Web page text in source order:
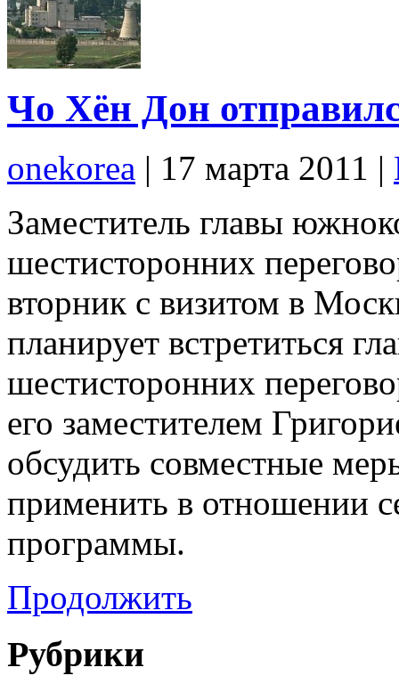
Чо Хён Дон
onekorea | 17 марта 2011 |
Заместитель главы
шестисторонних
вторник с визитом в
планирует встретиться
шестисторонних
его заместителем
обсудить совместные
применить в отношении
программы.
Продолжить
Рубрики